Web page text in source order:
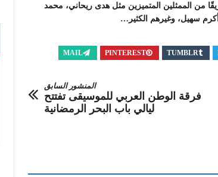
من الممثلين المتميزين مثل هدى ريحاني، محمد
سهيل، وغيرهم الكثير…
TUMBLR
PINTEREST
MAIL
المنشور السابق
فرقة الوطن العربي للموسيقى تفتتح
ليالي باب البحر الرمضانية